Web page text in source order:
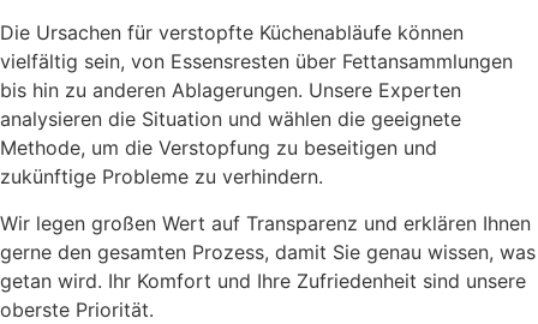
Die Ursachen für verstopfte Küchenabläufe können
vielfältig sein, von Essensresten über Fettansammlungen
bis hin zu anderen Ablagerungen. Unsere Experten
analysieren die Situation und wählen die geeignete
Methode, um die Verstopfung zu beseitigen und
zukünftige Probleme zu verhindern.
Wir legen großen Wert auf Transparenz und erklären Ihnen
gerne den gesamten Prozess, damit Sie genau wissen, was
getan wird. Ihr Komfort und Ihre Zufriedenheit sind unsere
oberste Priorität.